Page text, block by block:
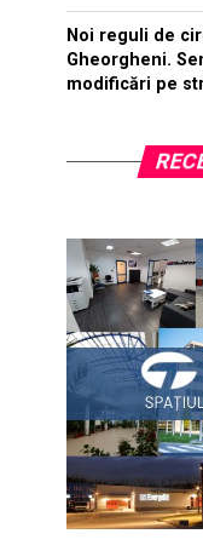
Noi reguli de
Gheorgheni.
modificări pe